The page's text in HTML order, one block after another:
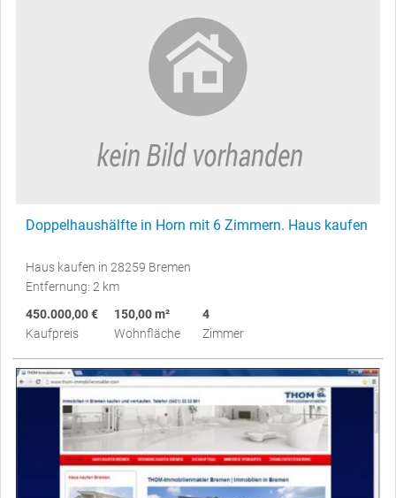
Doppelhaushälfte in Horn mit 6 Zimmern. Haus kaufen
Haus kaufen in 28259 Bremen
Entfernung: 2 km
450.000,00 €
Kaufpreis
150,00 m²
Wohnfläche
4
Zimmer